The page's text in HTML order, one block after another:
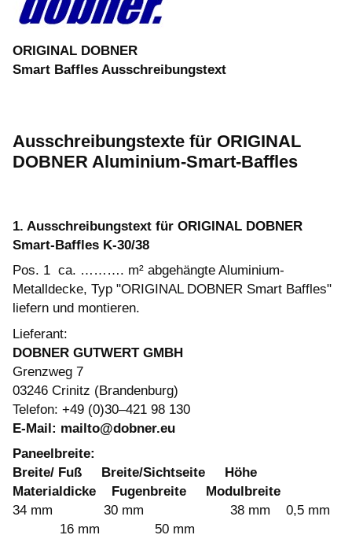
ORIGINAL DOBNER
Smart Baffles Ausschreibungstext
Ausschreibungstexte für ORIGINAL
DOBNER Aluminium-Smart-Baffles
1. Ausschreibungstext für ORIGINAL DOBNER
Smart-Baffles K-30/38
Pos. 1 ca. ………. m² abgehängte Aluminium-
Metalldecke, Typ "ORIGINAL DOBNER Smart Baffles"
liefern und montieren.
Lieferant:
DOBNER GUTWERT GMBH
Grenzweg 7
03246 Crinitz (Brandenburg)
Telefon: +49 (0)30–421 98 130
E-Mail: mailto@dobner.eu
Paneelbreite:
Breite/ Fuß Breite/Sichtseite Höhe
Materialdicke Fugenbreite Modulbreite
34 mm 30 mm 38 mm 0,5 mm
16 mm 50 mm